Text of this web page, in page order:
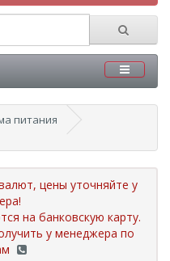
питания
цены уточняйте у
на банковскую карту.
у менеджера по